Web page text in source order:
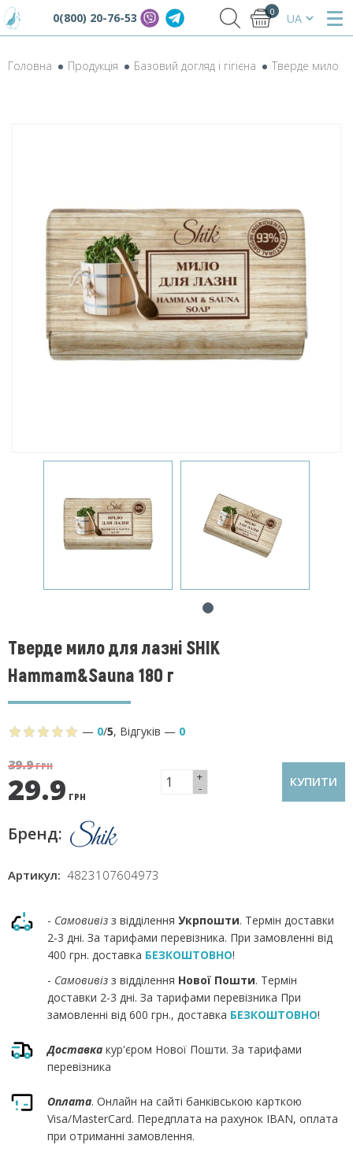
0(800) 20-76-53 0
Головна Продукція Базовий догляд і гігієна Тверде мило
Тверде мило для лазні SHIK
Hammam&Sauna 180 г
— 0/5, Відгуків — 0
39.9ГРН
29.9 ГРН
+
-
КУПИТИ
Бренд:
Артикул: 4823107604973
- Самовивіз з відділення Укрпошти. Термін доставки
2-3 дні. За тарифами перевізника. При замовленні від
400 грн. доставка БЕЗКОШТОВНО!
- Самовивіз з відділення Нової Пошти. Термін
доставки 2-3 дні. За тарифами перевізника При
замовленні від 600 грн., доставка БЕЗКОШТОВНО!
Доставка кур'єром Нової Пошти. За тарифами
перевізника
Оплата. Онлайн на сайті банківською карткою
Visa/MasterCard. Передплата на рахунок IBAN, оплата
при отриманні замовлення.